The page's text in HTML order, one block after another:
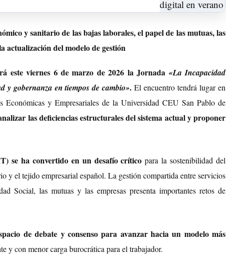
y sanitario de las bajas laborales, el papel de las mutuas, las
actualización del modelo de gestión
este viernes 6 de marzo de 2026 la Jornada «La Incapacidad
y gobernanza en tiempos de cambio».El encuentro tendrá lugar en
y Empresariales de la Universidad CEU San Pablo de
las deficiencias estructurales del sistema actual y proponer
se ha convertido en un desafío crítico para la sostenibilidad del
y el tejido empresarial español. La gestión compartida entre servicios
Social, las mutuas y las empresas presenta importantes retos de
de debate y consenso para avanzar hacia un modelo más
y con menor carga burocrática para el trabajador.